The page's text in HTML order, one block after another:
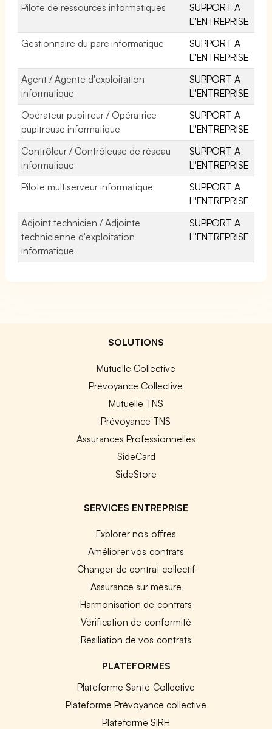
Pilote de ressources informatiques
SUPPORT A
L''ENTREPRISE
Gestionnaire du parc informatique
SUPPORT A
L''ENTREPRISE
Agent / Agente d'exploitation
informatique
SUPPORT A
L''ENTREPRISE
Opérateur pupitreur / Opératrice
pupitreuse informatique
SUPPORT A
L''ENTREPRISE
Contrôleur / Contrôleuse de réseau
informatique
SUPPORT A
L''ENTREPRISE
Pilote multiserveur informatique
SUPPORT A
L''ENTREPRISE
Adjoint technicien / Adjointe
technicienne d'exploitation
informatique
SUPPORT A
L''ENTREPRISE
SOLUTIONS
Mutuelle Collective
Prévoyance Collective
Mutuelle TNS
Prévoyance TNS
Assurances Professionnelles
SideCard
SideStore
SERVICES ENTREPRISE
Explorer nos offres
Améliorer vos contrats
Changer de contrat collectif
Assurance sur mesure
Harmonisation de contrats
Vérification de conformité
Résiliation de vos contrats
PLATEFORMES
Plateforme Santé Collective
Plateforme Prévoyance collective
Plateforme SIRH